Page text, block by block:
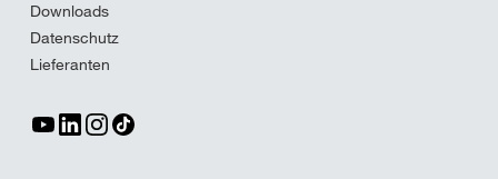
Downloads
Datenschutz
Lieferanten